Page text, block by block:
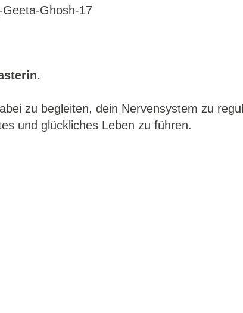
zu begleiten, dein Nervensystem zu
und glückliches Leben zu führen.